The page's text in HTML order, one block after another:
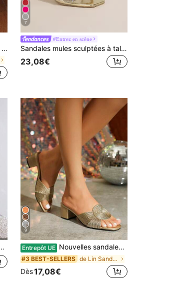
7
#Entrez en scène
Sandales mules sculptées à talon clair avec décoration de bijoux, pour le printemps/été. Sandales à talons hauts dorées pour dames avec détails de bijoux et talon unique
23,08€
9
Entrepôt UE Nouvelles sandales d'été pour femmes avec décoration de corde, styles à talons hauts et à talons bas en noir/argent/orange/doré
#3 BEST-SELLERS de Lin Sandales pour femmes
Dès17,08€